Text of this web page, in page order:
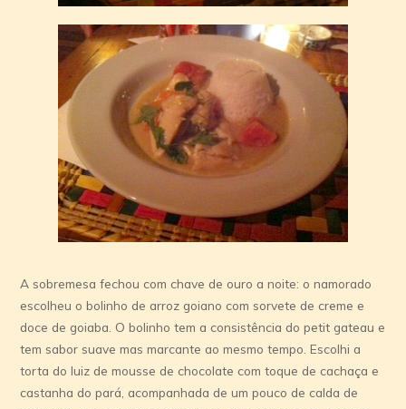
A sobremesa fechou com chave de ouro a noite: o namorado
escolheu o bolinho de arroz goiano com sorvete de creme e
doce de goiaba. O bolinho tem a consistência do petit gateau e
tem sabor suave mas marcante ao mesmo tempo. Escolhi a
torta do luiz de mousse de chocolate com toque de cachaça e
castanha do pará, acompanhada de um pouco de calda de